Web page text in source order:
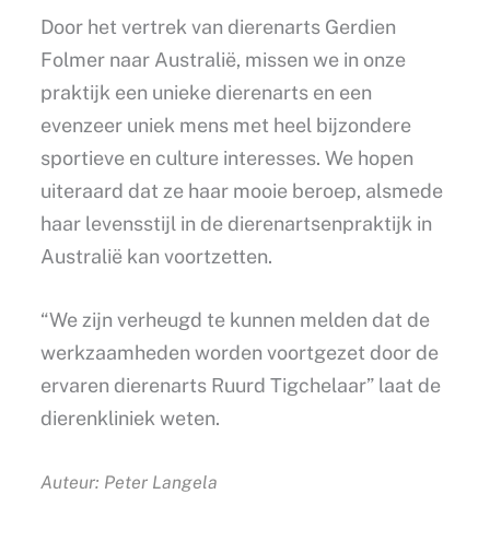
Door het vertrek van dierenarts Gerdien
Folmer naar Australië, missen we in onze
praktijk een unieke dierenarts en een
evenzeer uniek mens met heel bijzondere
sportieve en culture interesses. We hopen
uiteraard dat ze haar mooie beroep, alsmede
haar levensstijl in de dierenartsenpraktijk in
Australië kan voortzetten.
“We zijn verheugd te kunnen melden dat de
werkzaamheden worden voortgezet door de
ervaren dierenarts Ruurd Tigchelaar” laat de
dierenkliniek weten.
Auteur: Peter Langela